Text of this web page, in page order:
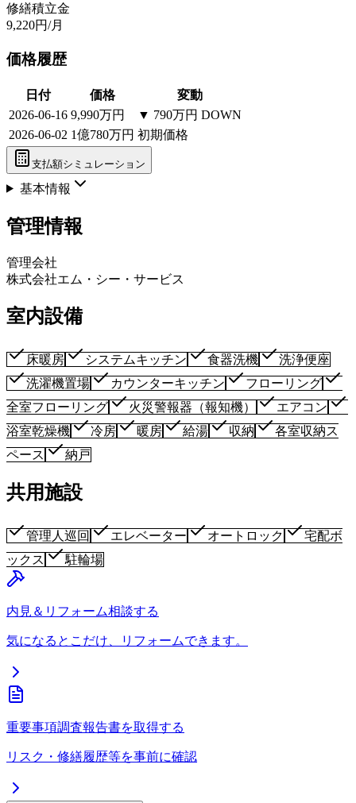
修繕積立金
9,220円/月
価格履歴
日付 価格
変動
2026-06-16 9,990万円 ▼ 790万円 DOWN
2026-06-02 1億780万円 初期価格
支払額シミュレーション
基本情報
管理情報
管理会社
株式会社エム・シー・サービス
室内設備
床暖房 システムキッチン 食器洗機
洗浄便座
洗濯機置場
カウンターキッチン
フローリング
全室フローリング
火災警報器（報知機）
エアコン
浴室乾燥機
冷房 暖房 給湯 収納
各室収納ス
ペース
納戸
共用施設
管理人巡回 エレベーター オートロック
宅配ボ
ックス
駐輪場
内見＆リフォーム相談する
気になるとこだけ、リフォームできます。
重要事項調査報告書を取得する
リスク・修繕履歴等を事前に確認